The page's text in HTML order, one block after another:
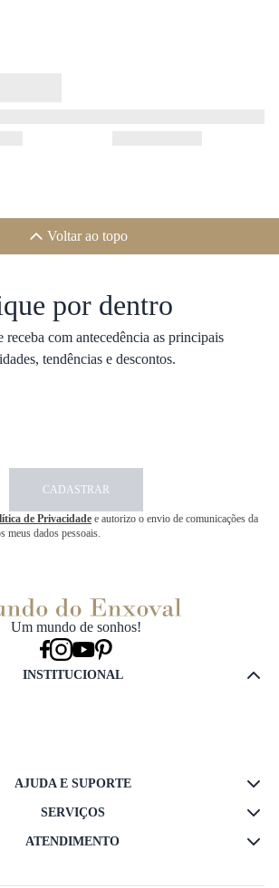
Voltar ao topo
por dentro
receba com antecedência as principais
tendências e descontos.
CADASTRAR
de Privacidade e autorizo o envio de comunicações da
meus dados pessoais.
Um mundo de sonhos!
INSTITUCIONAL
AJUDA E SUPORTE
SERVIÇOS
ATENDIMENTO